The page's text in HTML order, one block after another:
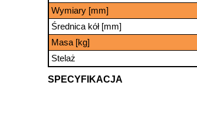
SPECYFIKACJA
Wymiary [mm]
Średnica kół [mm]
Masa [kg]
Stelaż